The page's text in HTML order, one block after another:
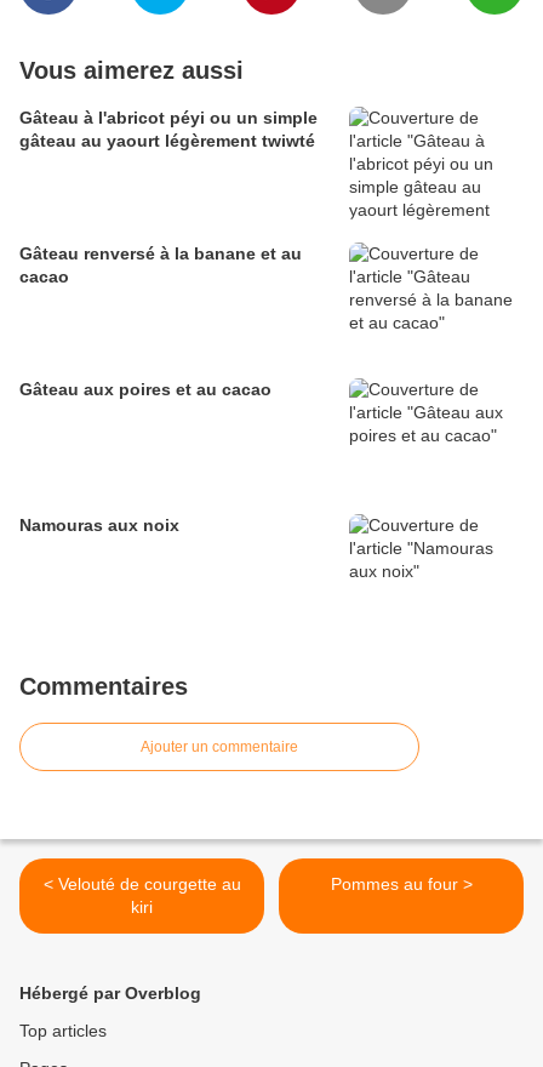
Vous aimerez aussi
Gâteau à l'abricot péyi ou un simple
gâteau au yaourt légèrement twiwté
Gâteau renversé à la banane et au
cacao
Gâteau aux poires et au cacao
Namouras aux noix
Commentaires
Ajouter un commentaire
< Velouté de courgette au
kiri
Pommes au four >
Hébergé par Overblog
Top articles